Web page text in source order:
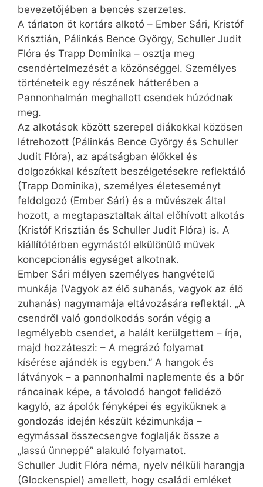
bevezetőjében a bencés szerzetes.
A tárlaton öt kortárs alkotó – Ember Sári, Kristóf
Krisztián, Pálinkás Bence György, Schuller Judit
Flóra és Trapp Dominika – osztja meg
csendértelmezését a közönséggel. Személyes
történeteik egy részének hátterében a
Pannonhalmán meghallott csendek húzódnak
meg.
Az alkotások között szerepel diákokkal közösen
létrehozott (Pálinkás Bence György és Schuller
Judit Flóra), az apátságban élőkkel és
dolgozókkal készített beszélgetésekre reflektáló
(Trapp Dominika), személyes életeseményt
feldolgozó (Ember Sári) és a művészek által
hozott, a megtapasztaltak által előhívott alkotás
(Kristóf Krisztián és Schuller Judit Flóra) is. A
kiállítótérben egymástól elkülönülő művek
koncepcionális egységet alkotnak.
Ember Sári mélyen személyes hangvételű
munkája (Vagyok az élő suhanás, vagyok az élő
zuhanás) nagymamája eltávozására reflektál. „A
csendről való gondolkodás során végig a
legmélyebb csendet, a halált kerülgettem – írja,
majd hozzáteszi: – A megrázó folyamat
kísérése ajándék is egyben.” A hangok és
látványok – a pannonhalmi naplemente és a bőr
ráncainak képe, a távolodó hangot felidéző
kagyló, az ápolók fényképei és egyiküknek a
gondozás idején készült kézimunkája –
egymással összecsengve foglalják össze a
„lassú ünneppé” alakuló folyamatot.
Schuller Judit Flóra néma, nyelv nélküli harangja
(Glockenspiel) amellett, hogy családi emléket